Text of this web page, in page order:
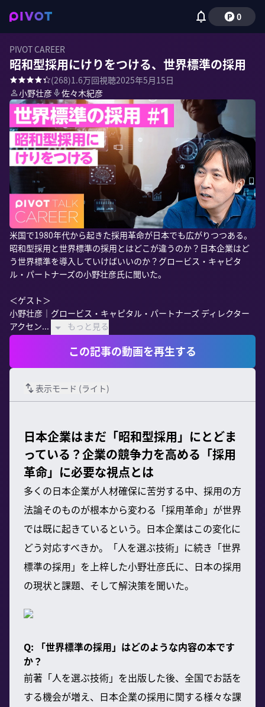
0
PIVOT CAREER
昭和型採用にけりをつける、世界標準の採用
(268)1.6万回視聴2025年5月15日
小野壮彦
佐々木紀彦
米国で1980年代から起きた採用革命が日本でも広がりつつある。
昭和型採用と世界標準の採用とはどこが違うのか？日本企業はど
う世界標準を導入していけばいいのか？グロービス・キャピタ
ル・パートナーズの小野壮彦氏に聞いた。
＜ゲスト＞
小野壮彦｜グロービス・キャピタル・パートナーズ ディレクター
アクセン...
もっと見る
この記事の動画を再生する
表示モード (ライト)
日本企業はまだ「昭和型採用」にとどま
っている？企業の競争力を高める「採用
革命」に必要な視点とは
多くの日本企業が人材確保に苦労する中、採用の方
法論そのものが根本から変わる「採用革命」が世界
では既に起きているという。日本企業はこの変化に
どう対応すべきか。「人を選ぶ技術」に続き「世界
標準の採用」を上梓した小野壮彦氏に、日本の採用
の現状と課題、そして解決策を聞いた。
Q: 「世界標準の採用」はどのような内容の本です
か？
前著「人を選ぶ技術」を出版した後、全国でお話を
する機会が増え、日本企業の採用に関する様々な課